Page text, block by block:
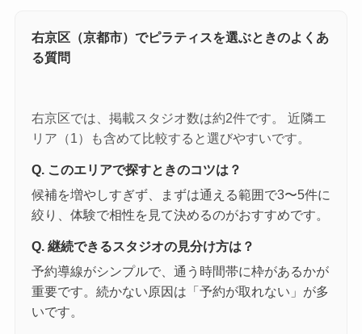
右京区（京都市）でピラティスを選ぶときのよくあ
る質問
右京区では、掲載スタジオ数は約2件です。 近隣エ
リア（1）も含めて比較すると選びやすいです。
Q. このエリアで探すときのコツは？
候補を増やしすぎず、まずは通える範囲で3〜5件に
絞り、体験で相性を見て決めるのがおすすめです。
Q. 継続できるスタジオの見分け方は？
予約導線がシンプルで、通う時間帯に枠があるかが
重要です。続かない原因は「予約が取れない」が多
いです。